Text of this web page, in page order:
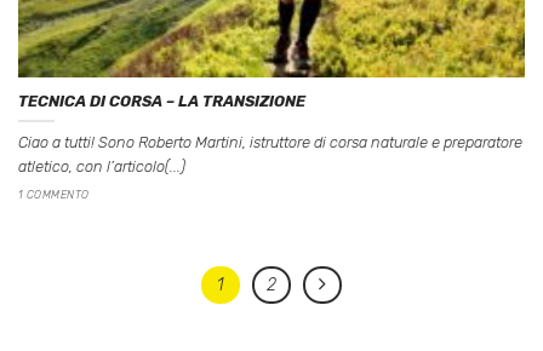
TECNICA DI CORSA – LA TRANSIZIONE
Ciao a tutti! Sono Roberto Martini, istruttore di corsa naturale e preparatore
atletico, con l’articolo(...)
1 COMMENTO
1 2